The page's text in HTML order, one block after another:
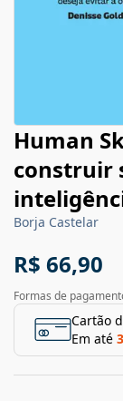
Human
construir
Borja Castelar
R$ 66,90
Formas de
Cartão
Em até 3